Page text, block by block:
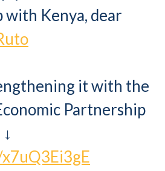
Kenya, dear
it with the
Partnership